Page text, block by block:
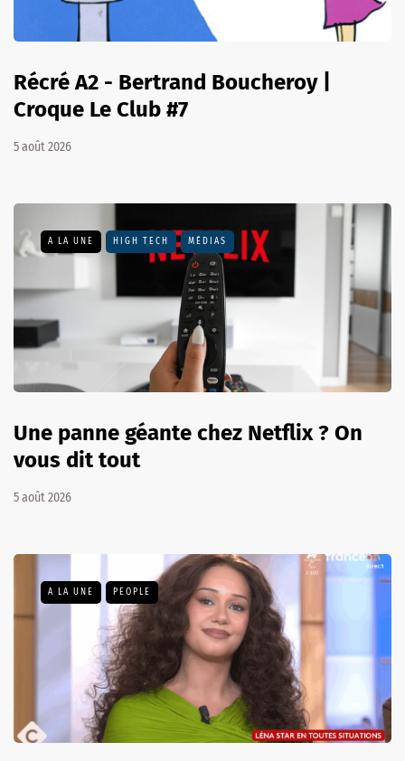
Récré A2 - Bertrand Boucheroy |
Croque Le Club #7
5 août 2026
A LA UNE HIGH TECH MÉDIAS
Une panne géante chez Netflix ? On
vous dit tout
5 août 2026
A LA UNE PEOPLE